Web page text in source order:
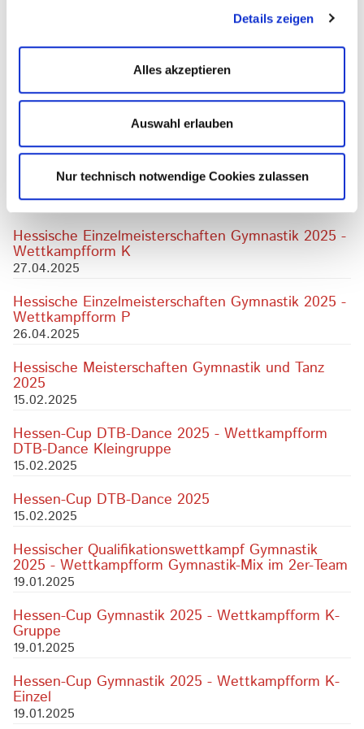
Details zeigen
Alles akzeptieren
Auswahl erlauben
Nur technisch notwendige Cookies zulassen
Hessische Mannschaftsmeisterschaften Gymnastik
2025 - Wettkampfform P
Hessische Meisterschaften Gymnastik 2025 -
Wettkampfform Synchrongymnastik
14.06.2025
Festival Gymnastik und Tanz 2025
14.06.2025
Hessische Einzelmeisterschaften Gymnastik 2025 -
Wettkampfform K
27.04.2025
Hessische Einzelmeisterschaften Gymnastik 2025 -
Wettkampfform P
26.04.2025
Hessische Meisterschaften Gymnastik und Tanz
2025
15.02.2025
Hessen-Cup DTB-Dance 2025 - Wettkampfform
DTB-Dance Kleingruppe
15.02.2025
Hessen-Cup DTB-Dance 2025
15.02.2025
Hessischer Qualifikationswettkampf Gymnastik
2025 - Wettkampfform Gymnastik-Mix im 2er-Team
19.01.2025
Hessen-Cup Gymnastik 2025 - Wettkampfform K-
Gruppe
19.01.2025
Hessen-Cup Gymnastik 2025 - Wettkampfform K-
Einzel
19.01.2025